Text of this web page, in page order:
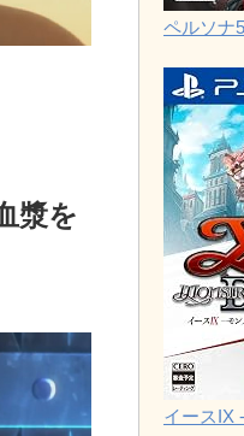
漿を
ペルソナ
イースIX